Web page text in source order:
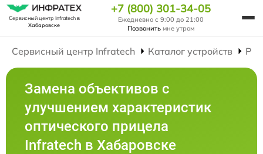
Сервисный центр Infratechв
Хабаровске
+7 (800) 301-34-05
Ежедневно с 9:00 до 21:00
Позвонить мне утром
Сервисный центр Infratech Каталог устройств
Замена объективов с
улучшением характеристик
оптического прицела
Infratech в Хабаровске